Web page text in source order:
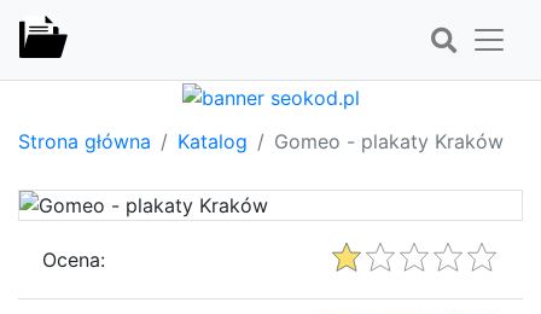
Strona główna Katalog Gomeo - plakaty Kraków
Ocena: